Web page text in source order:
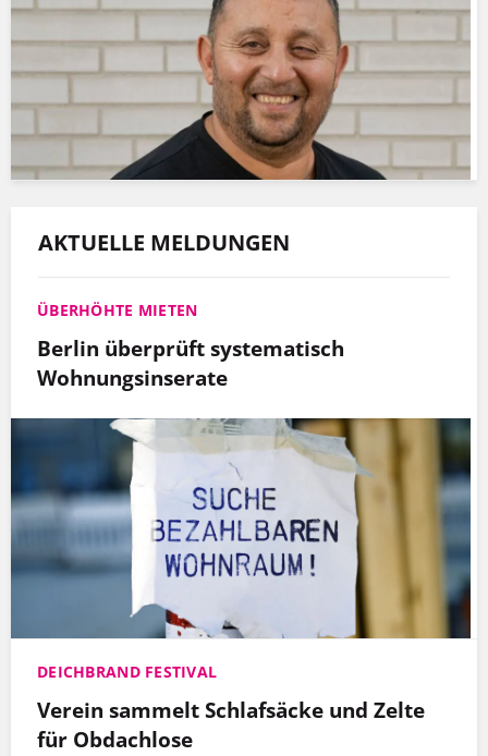
AKTUELLE MELDUNGEN
ÜBERHÖHTE MIETEN
Berlin überprüft systematisch
Wohnungsinserate
DEICHBRAND FESTIVAL
Verein sammelt Schlafsäcke und Zelte
für Obdachlose